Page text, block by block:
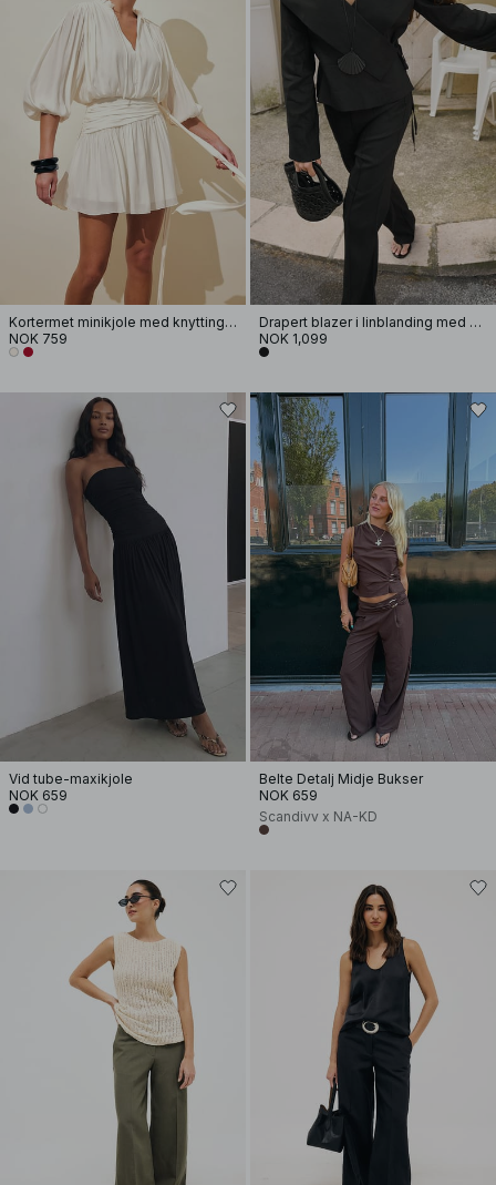
Kortermet minikjole med knytting i livet
NOK 759
Drapert blazer i linblanding med slag
NOK 1,099
Vid tube-maxikjole
NOK 659
Belte Detalj Midje Bukser
NOK 659
Scandivv x NA-KD